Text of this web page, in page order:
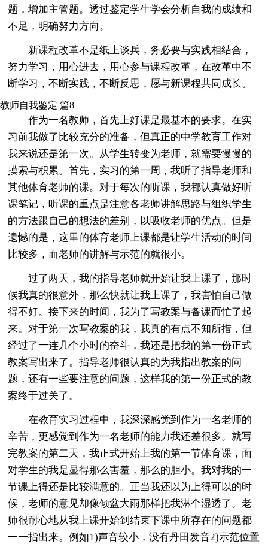
题，增加主管题。透过鉴定学生学会分析自我的成绩和
不足，明确努力方向。
新课程改革不是纸上谈兵，务必要与实践相结合，
努力学习，用心进去，用心参与课程改革，在改革中不
断学习，不断实践，不断反思，愿与新课程共同成长。
教师自我鉴定 篇8
作为一名教师，首先上好课是最基本的要求。在实
习前我做了比较充分的准备，但真正的中学教育工作对
我来说还是第一次。从学生转变为老师，就需要慢慢的
摸索与积累。首先，实习的第一周，我听了指导老师和
其他体育老师的课。对于每次的听课，我都认真做好听
课笔记，听课的重点是注意各老师讲解思路与组织学生
的方法跟自己的想法的差别，以吸收老师的优点。但是
遗憾的是，这里的体育老师上课都是让学生活动的时间
比较多，而老师的讲解与示范的就很小。
过了两天，我的指导老师就开始让我上课了，那时
候我真的很意外，那么快就让我上课了，我害怕自己做
得不好。接下来的时间，我为了写教案与备课而忙了起
来。对于第一次写教案的我，我真的有点不知所措，但
经过了一连几个小时的奋斗，我还是把我的第一份正式
教案写出来了。指导老师很认真的为我指出教案的问
题，还有一些要注意的问题，这样我的第一份正式的教
案终于过关了。
在教育实习过程中，我深深感觉到作为一名老师的
辛苦，更感觉到作为一名老师的能力我还差很多。就写
完教案的第二天，我正式开始上我的第一节体育课，面
对学生的我是显得那么害羞，那么的胆小。我对我的一
节课上得还是比较满意的。正当我还以为上得可以的时
候，老师的意见却像倾盆大雨那样把我淋个湿透了。老
师很耐心地从我上课开始到结束下课中所存在的问题都
一一指出来。例如1)声音较小，没有丹田发音2)示范位置